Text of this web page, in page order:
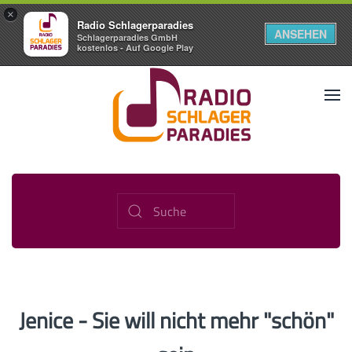
×
Radio Schlagerparadies
Schlagerparadies GmbH
kostenlos - Auf Google Play
ANSEHEN
Jenice - Sie will nicht mehr "schön"